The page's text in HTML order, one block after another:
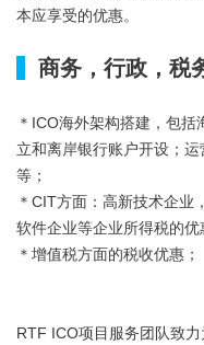
本应享受的优惠。
商务，行政，税
＊ICO海外架构搭建，包
立和离岸银行账户开设；
等；
＊CIT方面：高新技术企业
软件企业等企业所得税的优
＊增值税方面的税收优惠；
RTF ICO项目服务团队致